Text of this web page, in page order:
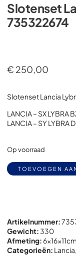
Slotenset
735322674
€ 250,00
Slotenset Lancia
LANCIA – SX LYBRA
LANCIA – SY LYBRA
Op voorraad
TOEVOEGEN
Artikelnummer:
Gewicht: 330
Afmeting:6x16x11cm
Categorieën: Lancia,